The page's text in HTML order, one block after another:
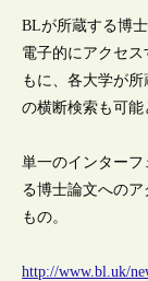
BLが所蔵する博
電子的にアクセ
もに、各大学が
の横断検索も可能
単一のインター
る博士論文への
もの。
http://www.bl.uk/